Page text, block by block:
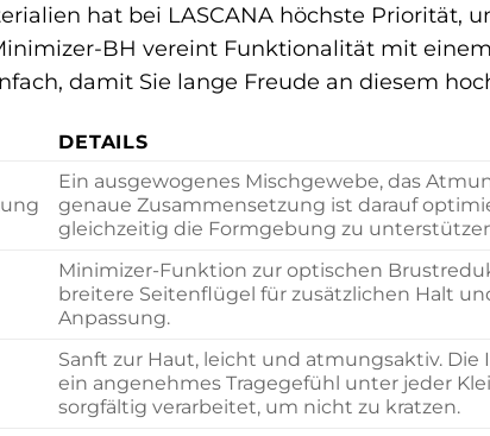
hat bei LASCANA höchste Priorität,
BH vereint Funktionalität mit
damit Sie lange Freude an diesem
DETAILS
Ein ausgewogenes Mischgewebe, das
genaue Zusammensetzung ist darauf
gleichzeitig die Formgebung zu
Minimizer-Funktion zur optischen
breitere Seitenflügel für zusätzlichen Halt
Anpassung.
Sanft zur Haut, leicht und atmungsaktiv.
ein angenehmes Tragegefühl unter jeder
sorgfältig verarbeitet, um nicht zu kratzen.